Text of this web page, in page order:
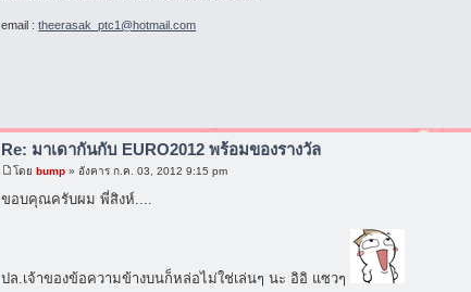
email :theerasak_ptc1@hotmail.com
Re: มาเดากันกับ EURO2012 พร้อมของรางวัล
โดยbump » อังคาร ก.ค. 03, 2012 9:15 pm
ขอบคุณครับผม พี่สิงห์....
ปล.เจ้าของข้อความข้างบนก็หล่อไม่ใช่เล่นๆ นะ อิอิ แซวๆ